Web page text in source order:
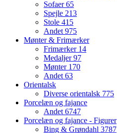
Sofaer65
Spejle 213
Stole 415
Andet 975
Mønter & Frimærker
Frimærker 14
Medaljer97
Mønter 170
Andet 63
Orientalsk
Diverse orientalsk 775
Porcelæn og fajance
Andet 6747
Porcelæn og fajance - Figurer
Bing & Grøndahl 3787